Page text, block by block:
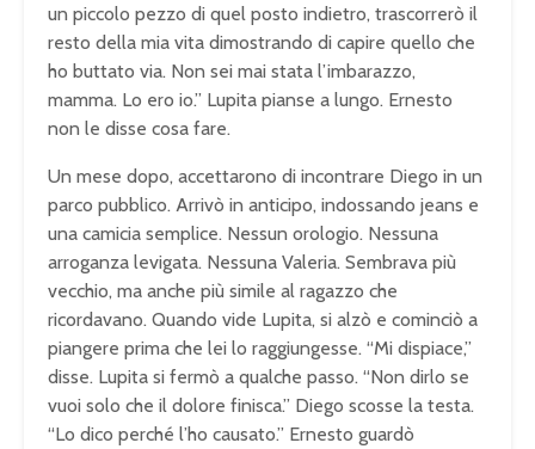
un piccolo pezzo di quel posto indietro, trascorrerò il
resto della mia vita dimostrando di capire quello che
ho buttato via. Non sei mai stata l’imbarazzo,
mamma. Lo ero io.” Lupita pianse a lungo. Ernesto
non le disse cosa fare.
Un mese dopo, accettarono di incontrare Diego in un
parco pubblico. Arrivò in anticipo, indossando jeans e
una camicia semplice. Nessun orologio. Nessuna
arroganza levigata. Nessuna Valeria. Sembrava più
vecchio, ma anche più simile al ragazzo che
ricordavano. Quando vide Lupita, si alzò e cominciò a
piangere prima che lei lo raggiungesse. “Mi dispiace,”
disse. Lupita si fermò a qualche passo. “Non dirlo se
vuoi solo che il dolore finisca.” Diego scosse la testa.
“Lo dico perché l’ho causato.” Ernesto guardò